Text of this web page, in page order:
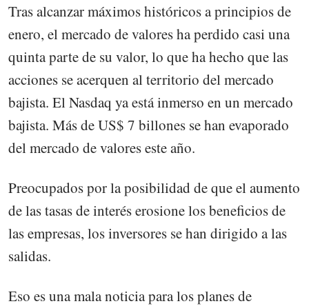
Tras alcanzar máximos históricos a principios de
enero, el mercado de valores ha perdido casi una
quinta parte de su valor, lo que ha hecho que las
acciones se acerquen al territorio del mercado
bajista. El Nasdaq ya está inmerso en un mercado
bajista. Más de US$ 7 billones se han evaporado
del mercado de valores este año.
Preocupados por la posibilidad de que el aumento
de las tasas de interés erosione los beneficios de
las empresas, los inversores se han dirigido a las
salidas.
Eso es una mala noticia para los planes de